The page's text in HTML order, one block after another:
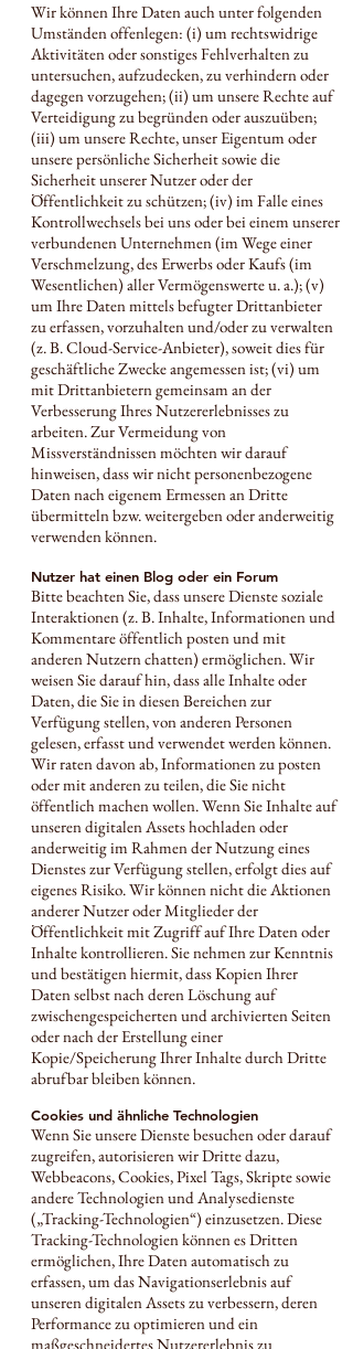
Wir können Ihre Daten auch unter folgenden
Umständen offenlegen: (i) um rechtswidrige
Aktivitäten oder sonstiges Fehlverhalten zu
untersuchen, aufzudecken, zu verhindern oder
dagegen vorzugehen; (ii) um unsere Rechte auf
Verteidigung zu begründen oder auszuüben;
(iii) um unsere Rechte, unser Eigentum oder
unsere persönliche Sicherheit sowie die
Sicherheit unserer Nutzer oder der
Öffentlichkeit zu schützen; (iv) im Falle eines
Kontrollwechsels bei uns oder bei einem unserer
verbundenen Unternehmen (im Wege einer
Verschmelzung, des Erwerbs oder Kaufs (im
Wesentlichen) aller Vermögenswerte u. a.); (v)
um Ihre Daten mittels befugter Drittanbieter
zu erfassen, vorzuhalten und/oder zu verwalten
(z. B. Cloud-Service-Anbieter), soweit dies für
geschäftliche Zwecke angemessen ist; (vi) um
mit Drittanbietern gemeinsam an der
Verbesserung Ihres Nutzererlebnisses zu
arbeiten. Zur Vermeidung von
Missverständnissen möchten wir darauf
hinweisen, dass wir nicht personenbezogene
Daten nach eigenem Ermessen an Dritte
übermitteln bzw. weitergeben oder anderweitig
verwenden können.
Nutzer hat einen Blog oder ein Forum
Bitte beachten Sie, dass unsere Dienste soziale
Interaktionen (z. B. Inhalte, Informationen und
Kommentare öffentlich posten und mit
anderen Nutzern chatten) ermöglichen. Wir
weisen Sie darauf hin, dass alle Inhalte oder
Daten, die Sie in diesen Bereichen zur
Verfügung stellen, von anderen Personen
gelesen, erfasst und verwendet werden können.
Wir raten davon ab, Informationen zu posten
oder mit anderen zu teilen, die Sie nicht
öffentlich machen wollen. Wenn Sie Inhalte auf
unseren digitalen Assets hochladen oder
anderweitig im Rahmen der Nutzung eines
Dienstes zur Verfügung stellen, erfolgt dies auf
eigenes Risiko. Wir können nicht die Aktionen
anderer Nutzer oder Mitglieder der
Öffentlichkeit mit Zugriff auf Ihre Daten oder
Inhalte kontrollieren. Sie nehmen zur Kenntnis
und bestätigen hiermit, dass Kopien Ihrer
Daten selbst nach deren Löschung auf
zwischengespeicherten und archivierten Seiten
oder nach der Erstellung einer
Kopie/Speicherung Ihrer Inhalte durch Dritte
abrufbar bleiben können.
Cookies und ähnliche Technologien
Wenn Sie unsere Dienste besuchen oder darauf
zugreifen, autorisieren wir Dritte dazu,
Webbeacons, Cookies, Pixel Tags, Skripte sowie
andere Technologien und Analysedienste
(„Tracking-Technologien“) einzusetzen. Diese
Tracking-Technologien können es Dritten
ermöglichen, Ihre Daten automatisch zu
erfassen, um das Navigationserlebnis auf
unseren digitalen Assets zu verbessern, deren
Performance zu optimieren und ein
maßgeschneidertes Nutzererlebnis zu